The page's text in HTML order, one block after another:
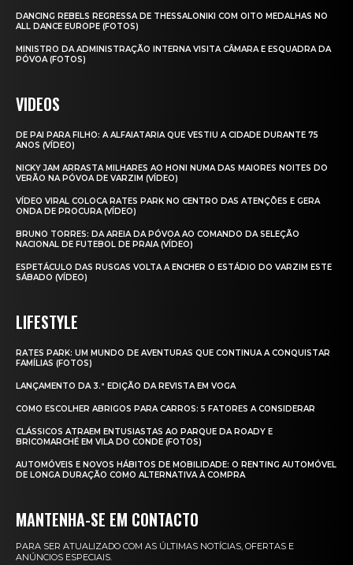
DANCING REBELS REGRESSA DE THESSALONIKI COM OITO MEDALHAS NO
ALL DANCE EUROPE (FOTOS)
MINISTRO DA ADMINISTRAÇÃO INTERNA VISITA CÂMARA E ESQUADRA DA
PÓVOA (FOTOS)
VIDEOS
DE PAI PARA FILHO: A ALFAIATARIA QUE VESTIU A CIDADE DURANTE 75
ANOS (VÍDEO)
NICKY JAM ARRASTA MILHARES AO HONI NUMA DAS MAIORES NOITES DO
VERÃO NA PÓVOA DE VARZIM (VÍDEO)
VÍDEO VIRAL COLOCA RATES PARK NO CENTRO DAS ATENÇÕES E GERA
ONDA DE PROCURA (VÍDEO)
BRUNO TORRES: DA AREIA DA PÓVOA AO COMANDO DA SELEÇÃO
NACIONAL DE FUTEBOL DE PRAIA (VÍDEO)
ESPETÁCULO DAS RUSGAS VOLTA A ENCHER O ESTÁDIO DO VARZIM ESTE
SÁBADO (VÍDEO)
LIFESTYLE
RATES PARK: UM MUNDO DE AVENTURAS QUE CONTINUA A CONQUISTAR
FAMÍLIAS (FOTOS)
LANÇAMENTO DA 3.ª EDIÇÃO DA REVISTA EM VOGA
COMO ESCOLHER ABRIGOS PARA CARROS: 5 FATORES A CONSIDERAR
CLÁSSICOS ATRAEM ENTUSIASTAS AO PARQUE DA ROADY E
BRICOMARCHÉ EM VILA DO CONDE (FOTOS)
AUTOMÓVEIS E NOVOS HÁBITOS DE MOBILIDADE: O RENTING AUTOMÓVEL
DE LONGA DURAÇÃO COMO ALTERNATIVA À COMPRA
MANTENHA-SE EM CONTACTO
PARA SER ATUALIZADO COM AS ÚLTIMAS NOTÍCIAS, OFERTAS E
ANÚNCIOS ESPECIAIS.